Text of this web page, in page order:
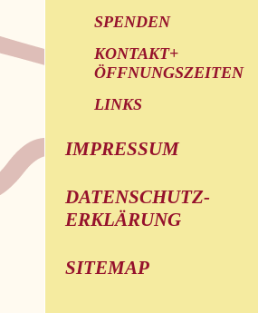
SPENDEN
KONTAKT+
ÖFFNUNGSZEITEN
LINKS
IMPRESSUM
DATENSCHUTZ-
ERKLÄRUNG
SITEMAP